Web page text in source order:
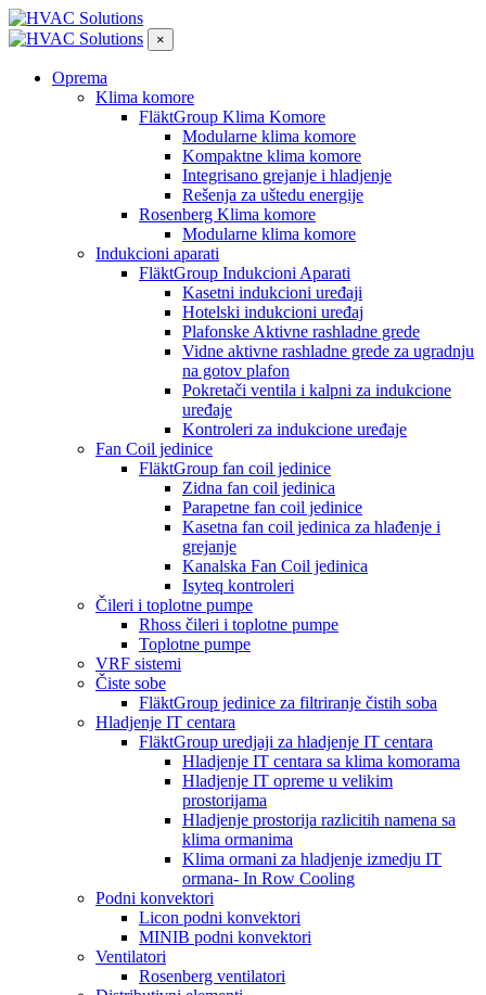
×
Oprema
Klima komore
FläktGroup Klima Komore
Modularne klima komore
Kompaktne klima komore
Integrisano grejanje i hladjenje
Rešenja za uštedu energije
Rosenberg Klima komore
Modularne klima komore
Indukcioni aparati
FläktGroup Indukcioni Aparati
Kasetni indukcioni uređaji
Hotelski indukcioni uređaj
Plafonske Aktivne rashladne grede
Vidne aktivne rashladne grede za ugradnju
na gotov plafon
Pokretači ventila i kalpni za indukcione
uređaje
Kontroleri za indukcione uređaje
Fan Coil jedinice
FläktGroup fan coil jedinice
Zidna fan coil jedinica
Parapetne fan coil jedinice
Kasetna fan coil jedinica za hlađenje i
grejanje
Kanalska Fan Coil jedinica
Isyteq kontroleri
Čileri i toplotne pumpe
Rhoss čileri i toplotne pumpe
Toplotne pumpe
VRF sistemi
Čiste sobe
FläktGroup jedinice za filtriranje čistih soba
Hladjenje IT centara
FläktGroup uredjaji za hladjenje IT centara
Hladjenje IT centara sa klima komorama
Hladjenje IT opreme u velikim
prostorijama
Hladjenje prostorija razlicitih namena sa
klima ormanima
Klima ormani za hladjenje izmedju IT
ormana- In Row Cooling
Podni konvektori
Licon podni konvektori
MINIB podni konvektori
Ventilatori
Rosenberg ventilatori